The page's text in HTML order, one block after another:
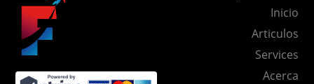
Inicio
Articulos
Services
Acerca